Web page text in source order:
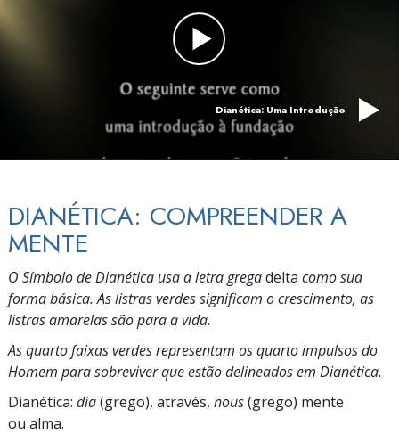
Dianética: Uma Introdução
DIANÉTICA: COMPREENDER A
MENTE
O Símbolo de Dianética usa a letra gregadelta como sua
forma básica. As listras verdes significam o crescimento, as
listras amarelas são para a vida.
As quarto faixas verdes representam os quarto impulsos do
Homem para sobreviver que estão delineados em Dianética.
Dianética: dia(grego), através, nous(grego) mente
ou alma.